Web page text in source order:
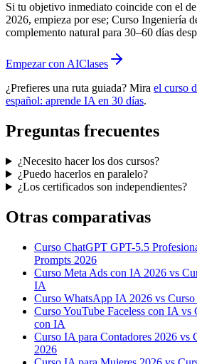
Si tu objetivo inmediato coincide con el
2026, empieza por ese; Curso Ingeniería
complemento natural para 30–60 días
Empezar con AIClases
¿Prefieres una ruta guiada? Mira el curso
español: aprende IA en 30 días.
Preguntas frecuentes
¿Necesito hacer los dos cursos?
¿Puedo hacerlos en paralelo?
¿Los certificados son independientes?
Otras comparativas
Curso ChatGPT GPT-5.5
Prompts 2026
Curso Meta Ads con IA 2026 vs
IA
Curso WhatsApp IA 2026 vs
Curso YouTube Faceless con IA vs
con IA
Curso IA para Contadores 2026 vs
2026